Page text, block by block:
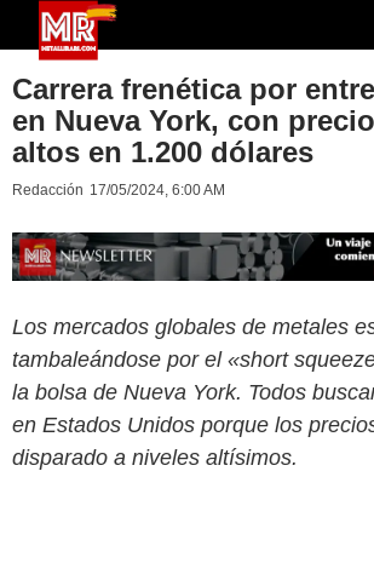
Carrera frenética por
en Nueva York, con
altos en 1.200 dólares
Redacción 17/05/2024, 6:00 AM
Los mercados globales de metales
tambaleándose por el «short
la bolsa de Nueva York. Todos
en Estados Unidos porque los
disparado a niveles altísimos.